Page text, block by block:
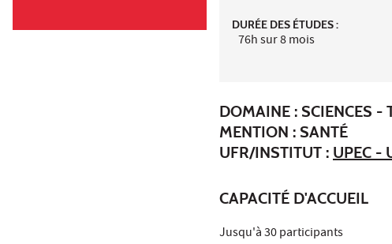
DURÉE DES ÉTUDES :
76h sur 8 mois
DOMAINE : SCIENCES -
MENTION : SANTÉ
UFR/INSTITUT : UPEC -
CAPACITÉ D'ACCUEIL
Jusqu'à 30 participants